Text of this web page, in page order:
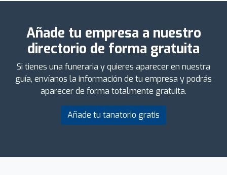
Añade tu empresa a nuestro
directorio de forma gratuita
Si tienes una funeraria y quieres aparecer en nuestra
guía, envíanos la información de tu empresa y podrás
aparecer de forma totalmente gratuita.
Añade tu tanatorio gratis